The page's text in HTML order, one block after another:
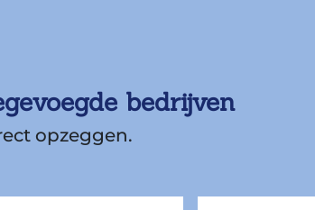
bedrijven
opzeggen.